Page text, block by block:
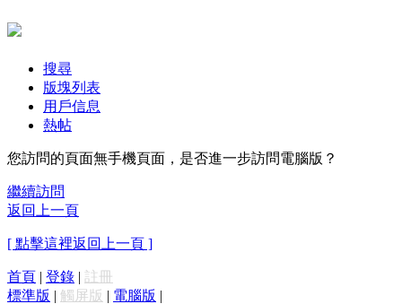
搜尋
版塊列表
用戶信息
熱帖
您訪問的頁面無手機頁面，是否進一步訪問電腦版？
繼續訪問
返回上一頁
[ 點擊這裡返回上一頁 ]
首頁 | 登錄 | 註冊
標準版 | 觸屏版 | 電腦版 |